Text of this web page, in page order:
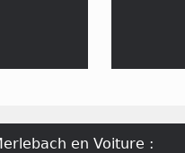
en Voiture :